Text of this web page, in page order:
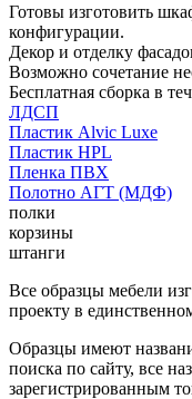
Готовы изготовить
конфигурации.
Декор и отделку
Возможно сочетание
Бесплатная сборка в
ЛДСП
Пластик Alvic Luxe
Пластик HPL
Пленка ПВХ
Полотно АГТ (МДФ)
полки
корзины
штанги
Все образцы мебели
проекту в
Образцы имеют
поиска по сайту, все
зарегистрированным